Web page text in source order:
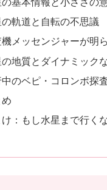
の軌道と自転の不思議
メッセンジャーが明
の地質とダイナミック
のベピ・コロンボ探
め
：もし水星まで行く